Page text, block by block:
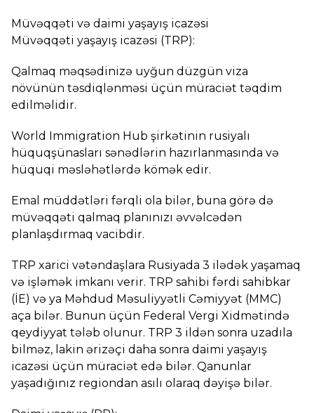
Müvəqqəti və daimi yaşayış icazəsi
Müvəqqəti yaşayış icazəsi (TRP):
Qalmaq məqsədinizə uyğun düzgün viza
növünün təsdiqlənməsi üçün müraciət təqdim
edilməlidir.
World Immigration Hub şirkətinin rusiyalı
hüquqşünasları sənədlərin hazırlanmasında və
hüquqi məsləhətlərdə kömək edir.
Emal müddətləri fərqli ola bilər, buna görə də
müvəqqəti qalmaq planınızı əvvəlcədən
planlaşdırmaq vacibdir.
TRP xarici vətəndaşlara Rusiyada 3 ilədək yaşamaq
və işləmək imkanı verir. TRP sahibi fərdi sahibkar
(İE) və ya Məhdud Məsuliyyətli Cəmiyyət (MMC)
aça bilər. Bunun üçün Federal Vergi Xidmətində
qeydiyyat tələb olunur. TRP 3 ildən sonra uzadıla
bilməz, lakin ərizəçi daha sonra daimi yaşayış
icazəsi üçün müraciət edə bilər. Qanunlar
yaşadığınız regiondan asılı olaraq dəyişə bilər.